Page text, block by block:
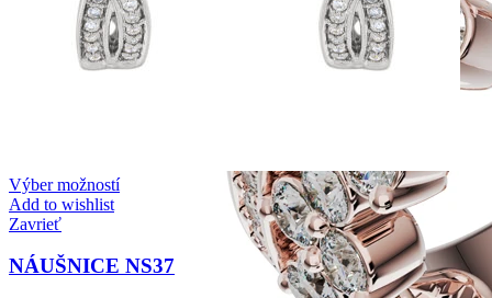
Výber možností
Add to wishlist
Zavrieť
NÁUŠNICE NS37